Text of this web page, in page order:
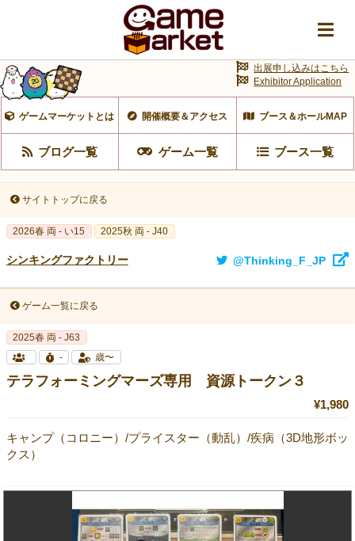
ゲームマーケットとは 開催概要＆アクセス ブース＆ホールMAP
ブログ一覧 ゲーム一覧 ブース一覧
出展申し込みはこちら
Exhibitor Application
サイトトップに戻る
2026春 両 - い15 2025秋 両 - J40
シンキングファクトリー @Thinking_F_JP
ゲーム一覧に戻る
2025春 両 - J63
-
歳〜
テラフォーミングマーズ専用 資源トークン３
¥1,980
キャンプ（コロニー）/プライスター（動乱）/疾病（3D地形ボッ
クス）